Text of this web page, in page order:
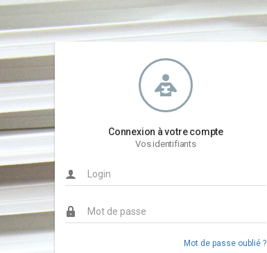
Connexion à votre compte
Vos identifiants
Mot de passe oublié ?